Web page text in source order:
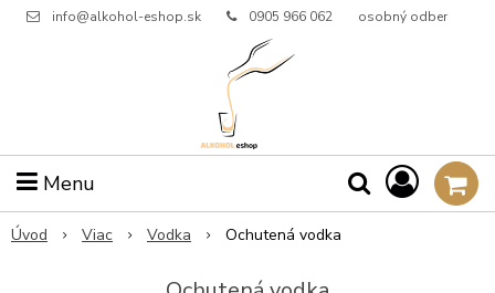
info@alkohol-eshop.sk 0905 966 062 osobný odber
Menu
Úvod Viac Vodka Ochutená vodka